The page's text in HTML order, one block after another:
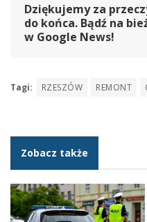
Dziękujemy za
do końca. Bądź na
w Google News!
Tagi: RZESZÓW REMONT
Zobacz także